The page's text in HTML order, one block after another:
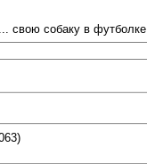
свою собаку в